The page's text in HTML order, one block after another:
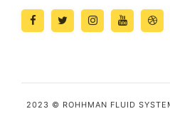
2023 © ROHHMAN FLUID